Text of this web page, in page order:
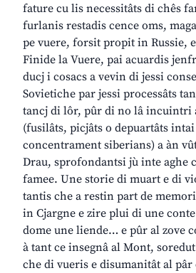
fature cu lis necessitâts di chês
furlanis restadis cence oms,
pe vuere, forsit propit in Russie,
Finide la Vuere, pai acuardis
ducj i cosacs a vevin di jessi
Sovietiche par jessi processâts
tancj di lôr, pûr di no lâ incuintri
(fusilâts, picjâts o depuartâts
concentrament siberians) a àn
Drau, sprofondantsi jù inte aghe
famee. Une storie di muart e di
tantis che a restin part de
in Cjargne e zire plui di une
dome une liende… e pûr al zove
à tant ce insegnâ al Mont,
che di vueris e disumanitât al